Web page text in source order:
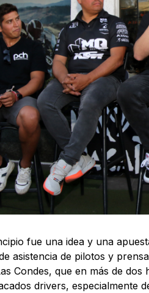
fue una idea y una
asistencia de pilotos y
Condes, que en más de
drivers, especialmente